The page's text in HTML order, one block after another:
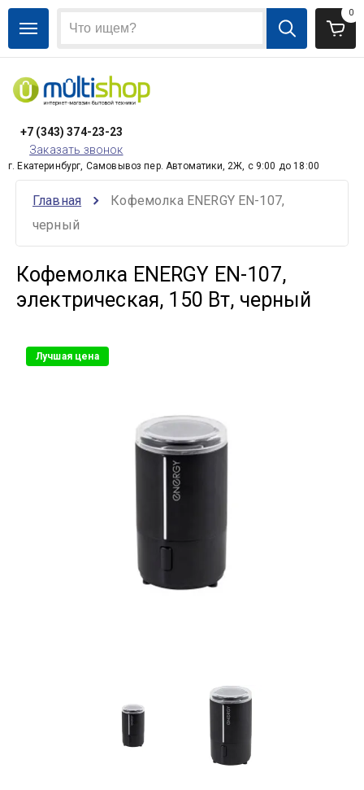
0
г. Екатеринбург, Самовывоз пер. Автоматики, 2Ж, с 9:00 до 18:00
Заказать звонок
+7 (343) 374-23-23
Главная
Кофемолка ENERGY EN-107,
черный
Кофемолка ENERGY EN-107,
электрическая, 150 Вт, черный
Лучшая цена